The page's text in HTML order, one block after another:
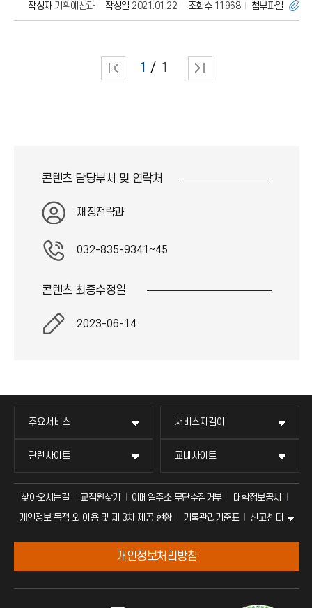
작성자기획예산과 작성일 2021.01.22 조회수11968 첨부파일
1 1
콘텐츠 담당부서 및 연락처
재정전략과
032-835-9341~45
콘텐츠 최종수정일
2023-06-14
주요서비스 서비스지킴이
관련사이트 교내사이트
찾아오시는길 교직원찾기 이메일주소 무단수집거부
대학정보공시
개인정보 목적 외 이용 및 제 3차 제공 현황
기록관리기준표 신고센터
개인정보처리방침